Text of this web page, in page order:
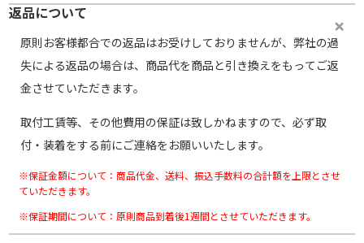
返品について
原則お客様都合での返品はお受けしておりませんが、弊社の過
失による返品の場合は、商品代を商品と引き換えをもってご返
金させていただきます。
取付工賃等、その他費用の保証は致しかねますので、必ず取
付・装着をする前にご連絡をお願いいたします。
※保証金額について：商品代金、送料、振込手数料の合計額を上限とさせ
ていただきます。
※保証期間について：原則商品到着後1週間とさせていただきます。